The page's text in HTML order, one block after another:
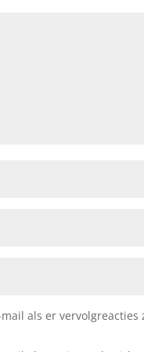
als er vervolgreacties